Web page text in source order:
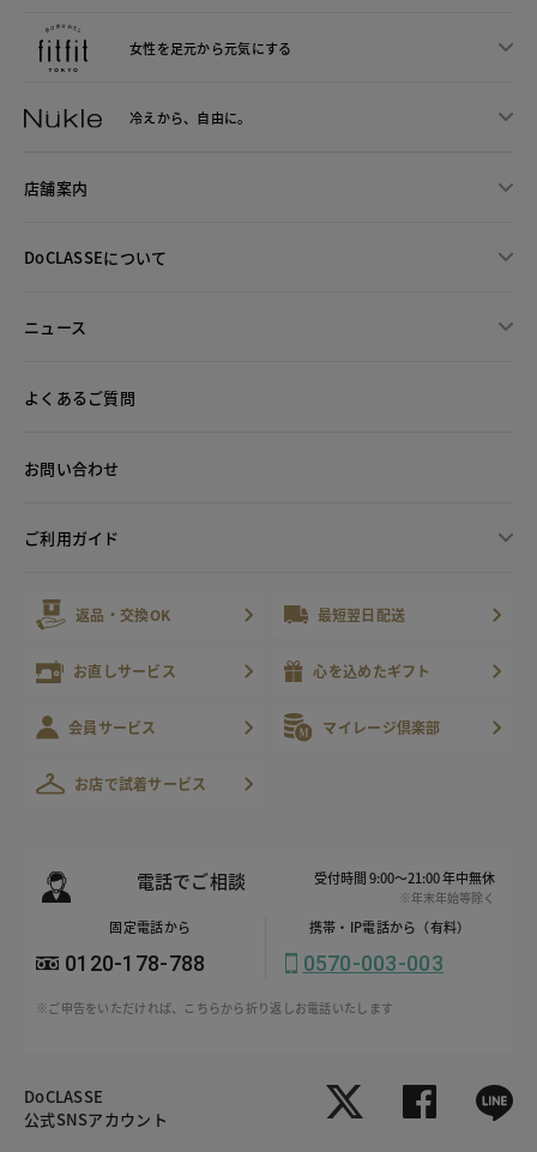
女性を足元から元気にする
冷えから、 自由に。
店舗案内
DoCLASSEについて
ニュース
よくあるご質問
お問い合わせ
ご利用ガイド
返品・交換OK 最短翌日配送
お直しサービス 心を込めたギフト
会員サービス マイレージ倶楽部
お店で試着サービス
電話でご相談 受付時間 9:00～21:00 年中無休
※年末年始等除く
固定電話から
0120-178-788
携帯・IP電話から（有料）
0570-003-003
※ご申告をいただければ、こちらから折り返しお電話いたします
DoCLASSE
公式SNSアカウント